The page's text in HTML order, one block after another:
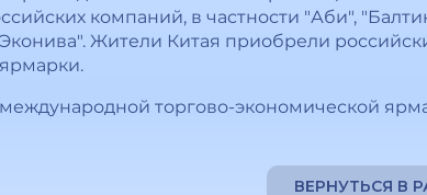
компаний, в частности "Аби",
Жители Китая приобрели
торгово-экономической
ВЕРНУТЬСЯ В